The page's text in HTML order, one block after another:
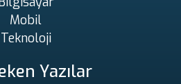
Mobil
Teknoloji
Yazılar